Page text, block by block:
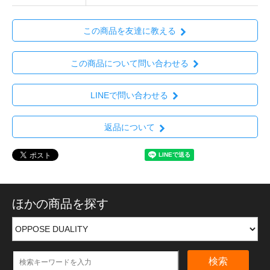
この商品を友達に教える
この商品について問い合わせる
LINEで問い合わせる
返品について
ほかの商品を探す
検索